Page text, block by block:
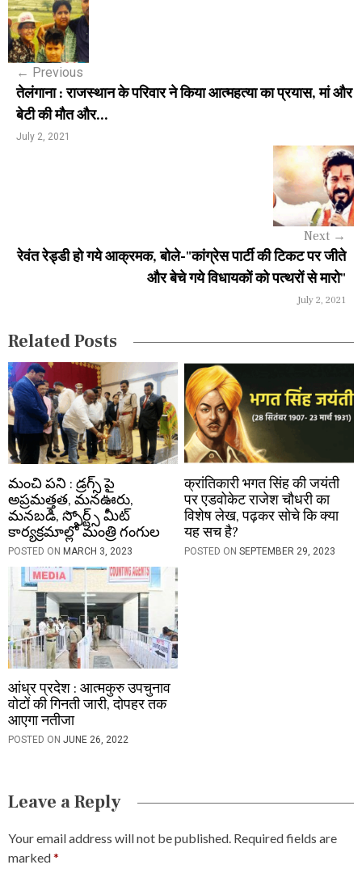
o
s
n
a
a
o
n
← Previous
तेलंगाना : राजस्थान के परिवार ने किया आत्महत्या का प्रयास, मां और
बेटी की मौत और...
July 2, 2021
Next →
रेवंत रेड्डी हो गये आक्रमक, बोले-"कांग्रेस पार्टी की टिकट पर जीते
और बेचे गये विधायकों को पत्थरों से मारो"
July 2, 2021
Related Posts
మంచి పని : డ్రగ్స్ పై
అప్రమత్తత, మనఊరు,
మనబడి, స్పోర్ట్స్ మీట్
కార్యక్రమాల్లో మంత్రి గంగుల
POSTED ON MARCH 3, 2023
क्रांतिकारी भगत सिंह की जयंती
पर एडवोकेट राजेश चौधरी का
विशेष लेख, पढ़कर सोचे कि क्या
यह सच है?
POSTED ONSEPTEMBER 29, 2023
आंध्र प्रदेश : आत्मकुरु उपचुनाव
वोटों की गिनती जारी, दोपहर तक
आएगा नतीजा
POSTED ON JUNE 26, 2022
Leave a Reply
Your email address will not be published. Required fields are
marked*